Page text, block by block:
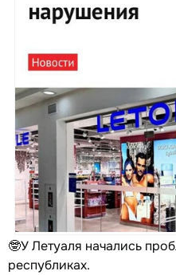
🤓У Летуаля начались
республиках.